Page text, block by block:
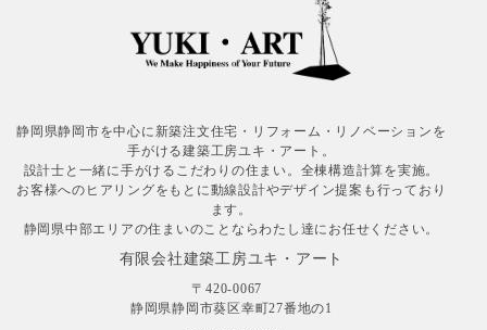
静岡県静岡市を中心に新築注文住宅・リフォーム・リノベーションを
手がける建築工房ユキ・アート。
設計士と一緒に手がけるこだわりの住まい。全棟構造計算を実施。
お客様へのヒアリングをもとに動線設計やデザイン提案も行っており
ます。
静岡県中部エリアの住まいのことならわたし達にお任せください。
有限会社建築工房ユキ・アート
〒420-0067
静岡県静岡市葵区幸町27番地の1